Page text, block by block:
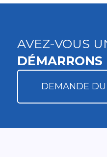
AVEZ-VOUS
DEMANDE